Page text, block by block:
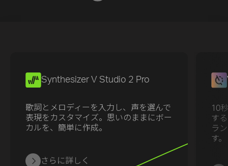
Synthesizer V Studio 2 Pro
歌詞とメロディーを入力し、声を選んで
表現をカスタマイズ。思いのままにボー
カルを、簡単に作成。
さらに詳しく
10
す
ラ
す。